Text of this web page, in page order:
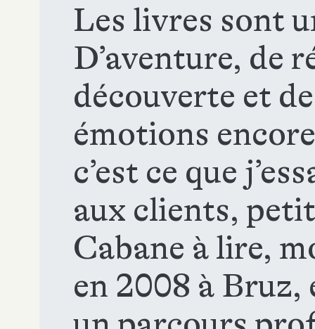
Les livres sont
D’aventure, de
découverte et
émotions
c’est ce que
aux clients,
Cabane à lire,
en 2008 à